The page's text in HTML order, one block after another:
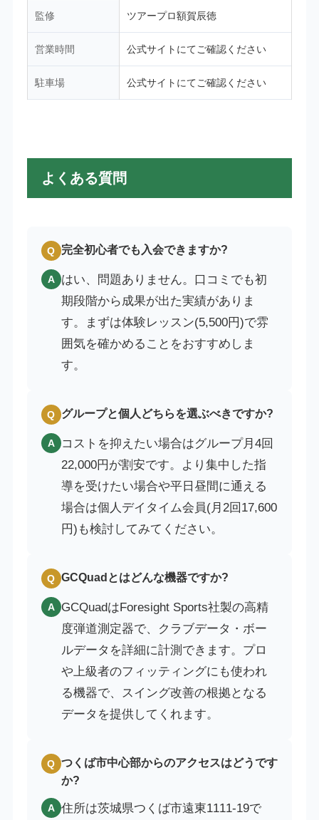
監修 ツアープロ額賀辰徳
営業時間 公式サイトにてご確認ください
駐車場 公式サイトにてご確認ください
よくある質問
Q 完全初心者でも入会できますか?
A はい、問題ありません。口コミでも初
期段階から成果が出た実績がありま
す。まずは体験レッスン(5,500円)で雰
囲気を確かめることをおすすめしま
す。
Q グループと個人どちらを選ぶべきですか?
A コストを抑えたい場合はグループ月4回
22,000円が割安です。より集中した指
導を受けたい場合や平日昼間に通える
場合は個人デイタイム会員(月2回17,600
円)も検討してみてください。
Q GCQuadとはどんな機器ですか?
A GCQuadはForesight Sports社製の高精
度弾道測定器で、クラブデータ・ボー
ルデータを詳細に計測できます。プロ
や上級者のフィッティングにも使われ
る機器で、スイング改善の根拠となる
データを提供してくれます。
Q つくば市中心部からのアクセスはどうです
か?
A 住所は茨城県つくば市遠東1111-19で